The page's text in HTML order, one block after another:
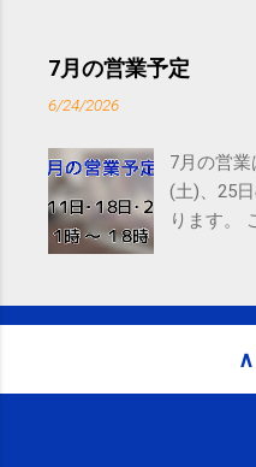
to email updates from
ニング(@SPCstyle) -
powered by Google
Parkway, Mountain View,
7月の営業予定
6/24/2026
7月の営
(土)、25
ります。
れないこ
お問い合